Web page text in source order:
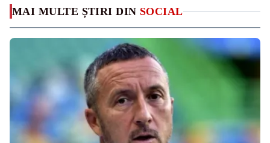
MAI MULTE ȘTIRI DIN SOCIAL